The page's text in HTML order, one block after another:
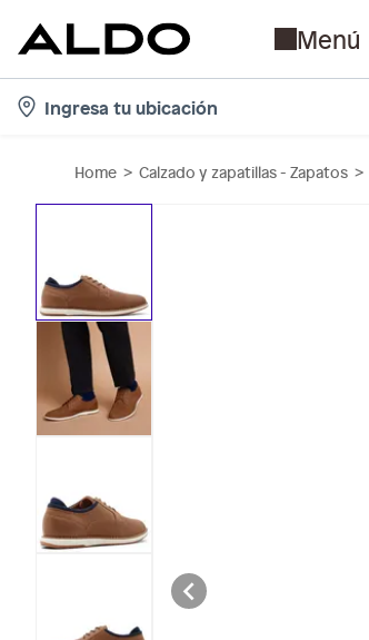
Menú
Ingresa tu ubicación
Home Calzado y zapatillas - Zapatos